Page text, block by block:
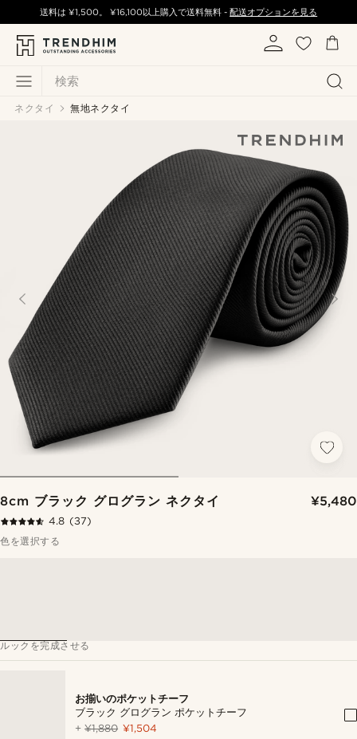
検索
送料は ¥1,500。 ¥16,100以上購入で送料無料 -配送オプションを見る
ネクタイ 無地ネクタイ
8cm ブラック グログラン ネクタイ ¥5,480
4.8 (37)
色を選択する
ルックを完成させる
お揃いのポケットチーフ
ブラック グログラン ポケットチーフ
+¥1,880 ¥1,504